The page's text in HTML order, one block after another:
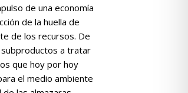
de una economía
de la huella de
de los recursos. De
subproductos a tratar
que hoy por hoy
el medio ambiente